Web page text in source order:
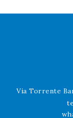
Via Torrente